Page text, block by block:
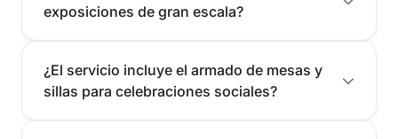
exposiciones de gran escala?
¿El servicio incluye el armado de mesas y
sillas para celebraciones sociales?